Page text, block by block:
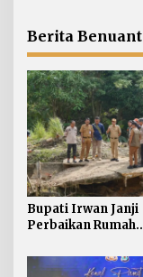
Perbatasan
Berita
Bupati Irwan Janji
Perbaikan Rumah
Nunukan Tahun Ini